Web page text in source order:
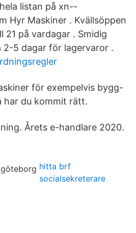
listan på xn--
Hyr Maskiner . Kvällsöppen
21 på vardagar . Smidig
2-5 dagar för lagervaror .
för exempelvis bygg-
har du kommit rätt.
Årets e-handlare 2020.
hitta brf
socialsekreterare